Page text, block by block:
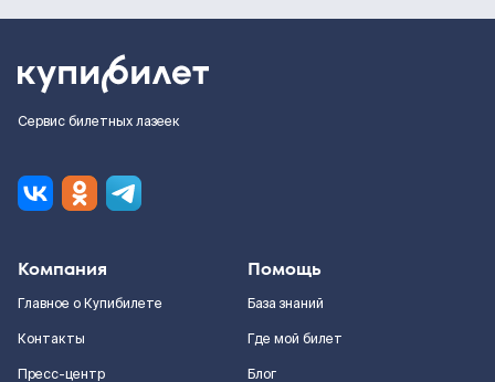
Сервис билетных лазеек
Компания
Главное о Купибилете
Контакты
Пресс-центр
Помощь
База знаний
Где мой билет
Блог